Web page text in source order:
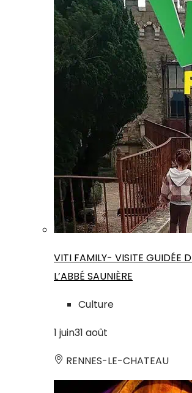
VITI FAMILY- VISITE GUIDÉE
L’ABBÉ SAUNIÈRE
Culture
1 juin31 août
RENNES-LE-CHATEAU